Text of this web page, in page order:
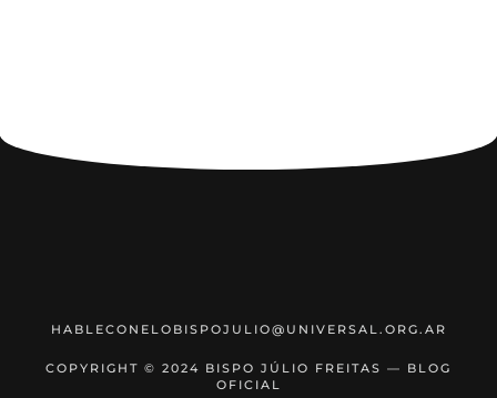
HABLECONELOBISPOJULIO@UNIVERSAL.ORG.AR
COPYRIGHT © 2024 BISPO JÚLIO FREITAS — BLOG
OFICIAL